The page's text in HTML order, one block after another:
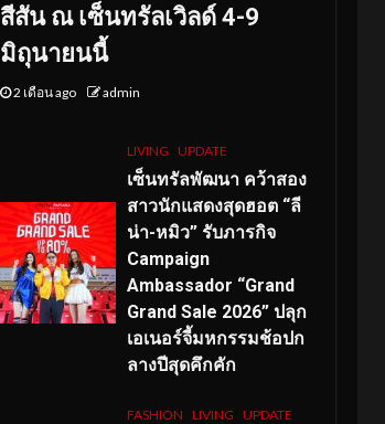
สีสัน ณ เซ็นทรัลเวิลด์ 4-9
มิถุนายนนี้
2 เดือน ago admin
LIVING UPDATE
เซ็นทรัลพัฒนา คว้าสอง
สาวนักแสดงสุดฮอต “ลี
น่า-หมิว” รับภารกิจ
Campaign
Ambassador “Grand
Grand Sale 2026” ปลุก
เอเนอร์จี้มหกรรมช้อปก
ลางปีสุดคึกคัก
FASHION LIVING UPDATE